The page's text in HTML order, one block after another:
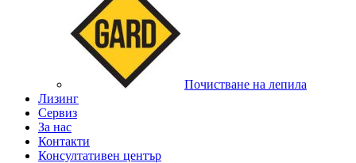
Почистване на лепила
Лизинг
Сервиз
За нас
Контакти
Консултативен център